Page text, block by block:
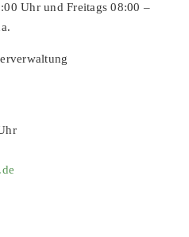
Uhr und Freitags 08:00 –